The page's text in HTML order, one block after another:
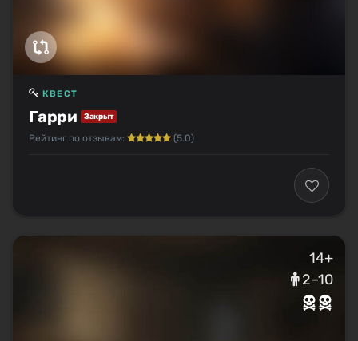
Гарри Закрыт
КВЕСТ
Рейтинг по отзывам: (5.0)
14+
2–10